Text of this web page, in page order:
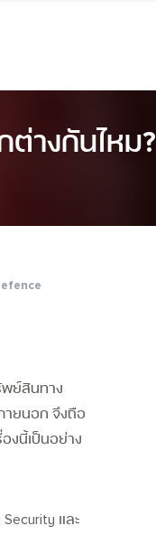
างกันไหม?
พย์สินทาง
ยนอก จึงถือ
งนี้เป็นอย่าง
และ